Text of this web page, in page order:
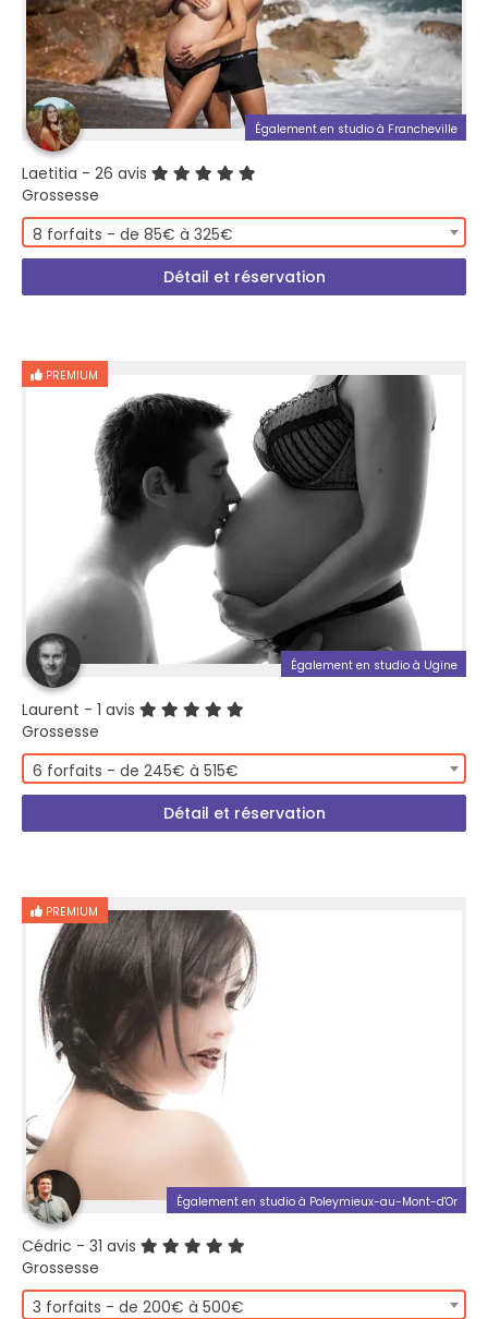
Également en studio à Francheville
Laetitia - 26 avis
Grossesse
8 forfaits - de 85€ à 325€
Détail et réservation
PREMIUM
Également en studio à Ugine
Laurent - 1 avis
Grossesse
6 forfaits - de 245€ à 515€
Détail et réservation
PREMIUM
Également en studio à Poleymieux-au-Mont-d'Or
Cédric - 31 avis
Grossesse
3 forfaits - de 200€ à 500€